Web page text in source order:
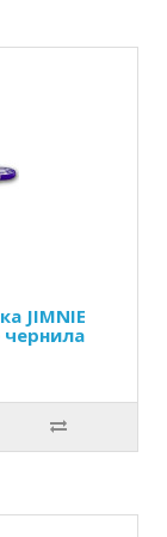
JIMNIE
чернила